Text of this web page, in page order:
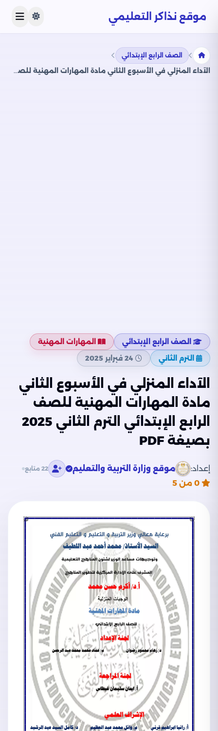
موقع نذاكر التعليمي
الصف الرابع الإبتدائي
الآداء المنزلي في الأسبوع الثاني مادة المهارات المهنية للصف الرابع الإبتدائي الترم الثاني 2025 بصيغة PDF
الصف الرابع الإبتدائي
المهارات المهنية
الترم الثاني
24 فبراير 2025
الآداء المنزلي في الأسبوع الثاني
مادة المهارات المهنية للصف
الرابع الإبتدائي الترم الثاني 2025
بصيغة PDF
إعداد: موقع وزارة التربية والتعليم 22 متابع
0 من 5